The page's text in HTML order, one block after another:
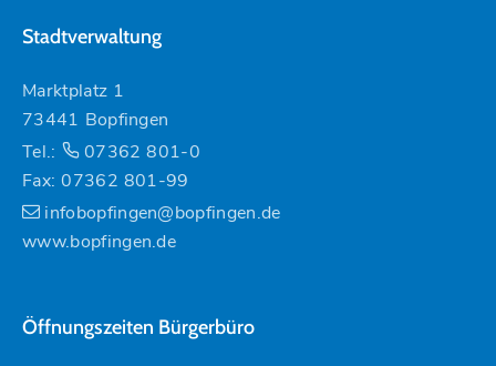
Stadtverwaltung
Marktplatz 1
73441 Bopfingen
Tel.:
07362 801-0
Fax: 07362 801-99
infobopfingen@bopfingen.de
www.bopfingen.de
Öffnungszeiten Bürgerbüro